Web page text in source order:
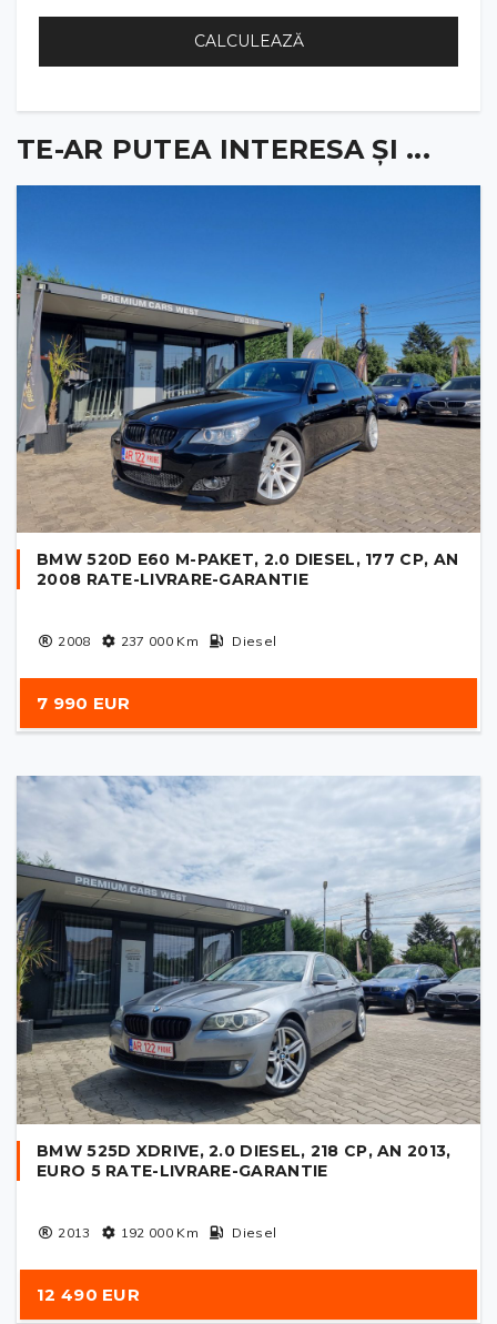
CALCULEAZĂ
TE-AR PUTEA INTERESA ȘI ...
BMW 520D E60 M-PAKET, 2.0 DIESEL, 177 CP, AN
2008 RATE-LIVRARE-GARANTIE
2008 237 000Km Diesel
7 990 EUR
BMW 525D XDRIVE, 2.0 DIESEL, 218 CP, AN 2013,
EURO 5 RATE-LIVRARE-GARANTIE
2013 192 000Km Diesel
12 490 EUR